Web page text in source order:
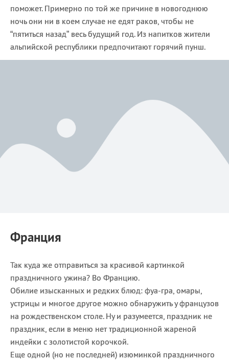
поможет. Примерно по той же причине в новогоднюю
ночь они ни в коем случае не едят раков, чтобы не
“пятиться назад” весь будущий год. Из напитков жители
альпийской республики предпочитают горячий пунш.
Франция
Так куда же отправиться за красивой картинкой
праздничного ужина? Во Францию.
Обилие изысканных и редких блюд: фуа-гра, омары,
устрицы и многое другое можно обнаружить у французов
на рождественском столе. Ну и разумеется, праздник не
праздник, если в меню нет традиционной жареной
индейки с золотистой корочкой.
Еще одной (но не последней) изюминкой праздничного